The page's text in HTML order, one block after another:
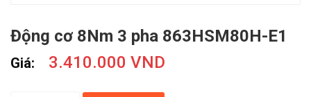
Động cơ 8Nm 3 pha 863HSM80H-E1
Giá: 3.410.000 VND